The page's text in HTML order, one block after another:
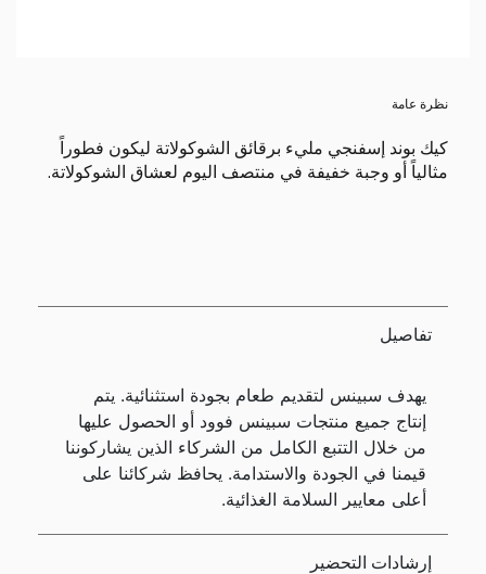
نظرة عامة
كيك بوند إسفنجي مليء برقائق الشوكولاتة ليكون فطوراً
مثالياً أو وجبة خفيفة في منتصف اليوم لعشاق الشوكولاتة.
تفاصيل
يهدف سبينس لتقديم طعام بجودة استثنائية. يتم
إنتاج جميع منتجات سبينس فوود أو الحصول عليها
من خلال التتبع الكامل من الشركاء الذين يشاركوننا
قيمنا في الجودة والاستدامة. يحافظ شركائنا على
أعلى معايير السلامة الغذائية.
إرشادات التحضير